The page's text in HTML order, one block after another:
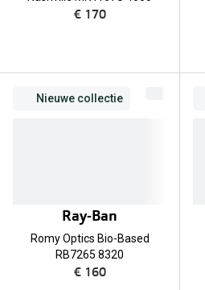
€ 170
Nieuwe collectie
Ray-Ban
Romy Optics Bio-Based
RB7265 8320
€ 160